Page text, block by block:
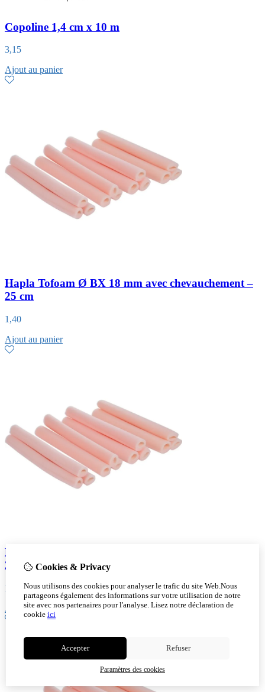
Copoline 1,4 cm x 10 m
3,15
Ajout au panier
Hapla Tofoam Ø BX 18 mm avec chevauchement –
25 cm
1,40
Ajout au panier
Hapla Tofoam Ø DX 25 mm avec chevauchement –
25 cm
1,60
Ajout au panier
Cookies & Privacy
Nous utilisons des cookies pour analyser le trafic du site Web.Nous
partageons également des informations sur votre utilisation de notre
site avec nos partenaires pour l'analyse. Lisez notre déclaration de
cookie ici
Accepter Refuser
Paramètres des cookies